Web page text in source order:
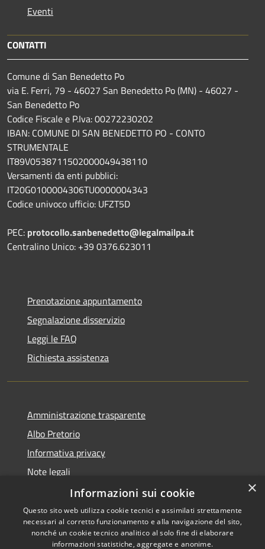
Eventi
CONTATTI
Comune di San Benedetto Po
via E. Ferri, 79 - 46027 San Benedetto Po (MN) - 46027 -
San Benedetto Po
Codice Fiscale e P.Iva: 00272230202
IBAN: COMUNE DI SAN BENEDETTO PO - CONTO
STRUMENTALE
IT89V0538711502000049438110
Versamenti da enti pubblici:
IT20G0100004306TU0000004343
Codice univoco ufficio: UFZT5D
PEC: protocollo.sanbenedetto@legalmailpa.it
Centralino Unico: +39 0376.623011
Prenotazione appuntamento
Segnalazione disservizio
Leggi le FAQ
Richiesta assistenza
Amministrazione trasparente
Albo Pretorio
Informativa privacy
Note legali
Dichiarazione di accessibilità
×
Informazioni sui cookie
Questo sito web utilizza cookie tecnici e assimilati strettamente
necessari al corretto funzionamento e alla navigazione del sito,
nonché un cookie tecnico analitico al solo fine di elaborare
informazioni statistiche, aggregate e anonime.